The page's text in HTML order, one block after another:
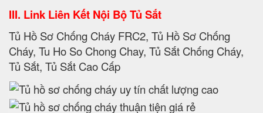
III. Link Liên Kết Nội Bộ Tủ Sắt
Tủ Hồ Sơ Chống Cháy FRC2, Tủ Hồ Sơ Chống
Cháy, Tu Ho So Chong Chay, Tủ Sắt Chống Cháy,
Tủ Sắt, Tủ Sắt Cao Cấp